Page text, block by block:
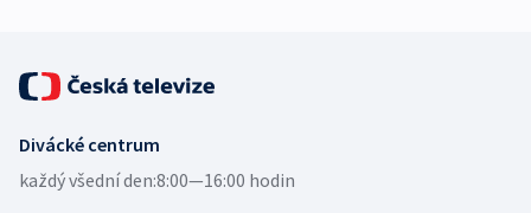
Divácké centrum
každý všední den:8:00—16:00 hodin